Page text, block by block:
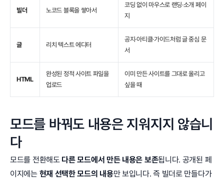
빌더 노코드 블록을 쌓아서
코딩 없이 마우스로 랜딩·소개 페이
지
글 리치 텍스트 에디터
공지·아티클·가이드처럼 글 중심 문
서
HTML
완성된 정적 사이트 파일을
업로드
이미 만든 사이트를 그대로 올리고
싶을 때
모드를 바꿔도 내용은 지워지지 않습니
다
모드를 전환해도 다른 모드에서 만든 내용은 보존됩니다. 공개된 페
이지에는 현재 선택한 모드의 내용만 보입니다. 즉 빌더로 만들다가